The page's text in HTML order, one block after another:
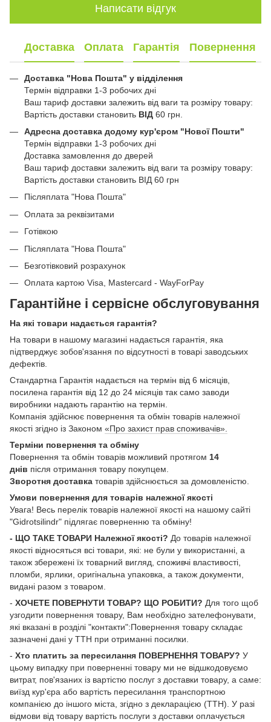
Написати відгук
Доставка Оплата Гарантія Повернення
Доставка "Нова Пошта" у відділення
Термін відправки 1-3 робочих дні
Ваш тариф доставки залежить від ваги та розміру товару:
Вартість доставки становить ВІД 60 грн.
Адресна доставка додому кур'єром "Нової Пошти"
Термін відправки 1-3 робочих дні
Доставка замовлення до дверей
Ваш тариф доставки залежить від ваги та розміру товару:
Вартість доставки становить ВІД 60 грн
Післяплата "Нова Пошта"
Оплата за реквізитами
Готівкою
Післяплата "Нова Пошта"
Безготівковий розрахунок
Оплата картою Visa, Mastercard - WayForPay
Гарантійне і сервісне обслуговування
На які товари надається гарантія?
На товари в нашому магазині надається гарантія, яка
підтверджує зобов'язання по відсутності в товарі заводських
дефектів.
Стандартна Гарантія надається на термін від 6 місяців,
посилена гарантія від 12 до 24 місяців так само заводи
виробники надають гарантію на термін.
Компанія здійснює повернення та обмін товарів належної
якості згідно із Законом «Про захист прав споживачів».
Терміни повернення та обміну
Повернення та обмін товарів можливий протягом 14
днів після отримання товару покупцем.
Зворотня доставка товарів здійснюється за домовленістю.
Умови повернення для товарів належної якості
Увага! Весь перелік товарів належної якості на нашому сайті
"Gidrotsilindr" підлягає поверненню та обміну!
- ЩО ТАКЕ ТОВАРИ Належної якості? До товарів належної
якості відносяться всі товари, які: не були у використанні, а
також збережені їх товарний вигляд, споживчі властивості,
пломби, ярлики, оригінальна упаковка, а також документи,
видані разом з товаром.
- ХОЧЕТЕ ПОВЕРНУТИ ТОВАР? ЩО РОБИТИ? Для того щоб
узгодити повернення товару, Вам необхідно зателефонувати,
які вказані в розділі "контакти":Повернення товару складає
зазначені дані у ТТН при отриманні посилки.
- Хто платить за пересилання ПОВЕРНЕННЯ ТОВАРУ? У
цьому випадку при поверненні товару ми не відшкодовуємо
витрат, пов'язаних із вартістю послуг з доставки товару, а саме:
виїзд кур'єра або вартість пересилання транспортною
компанією до іншого міста, згідно з декларацією (ТТН). У разі
відмови від товару вартість послуги з доставки оплачується